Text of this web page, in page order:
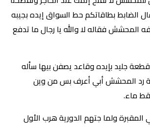
الضابط بطاقاتكم حط السواق إيده بجيبه
المحشش فقاله لا والله يا رجال ما تدفع
جليد بإيده وقاعد يصفن بيها سأله
رد المحشش أبي أعرف بس من وين
ماء.
المقبرة ولما جتهم الدورية هرب الأول